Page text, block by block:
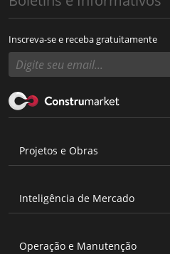
Inscreva-se e receba gratuitamente
Projetos e Obras
Inteligência de Mercado
Operação e Manutenção